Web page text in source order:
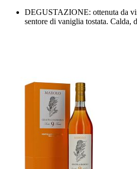
DEGUSTAZIONE: ottenuta da
sentore di vaniglia tostata. Calda,